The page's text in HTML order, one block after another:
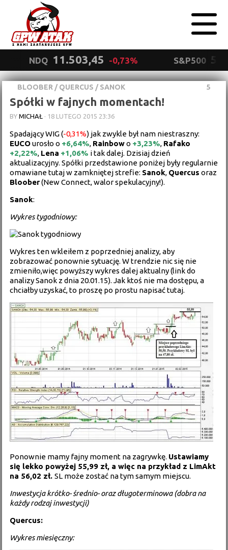
NDQ 11.503,45 -0,73% S&P500
BLOOBER / QUERCUS / SANOK 5
Spółki w fajnych momentach!
BYMICHAŁ · 18 LUTEGO 2015 23:36
Spadający WIG (-0,31%) jak zwykle był nam niestraszny:
EUCOurosło o +6,64%, Rainbowo +3,23%, Rafako
+2,22%, Lena +1,06% i tak dalej. Dzisiaj dzień
aktualizacyjny. Spółki przedstawione poniżej były regularnie
omawiane tutaj w zamkniętej strefie: Sanok, Quercus oraz
Bloober(New Connect, walor spekulacyjny!).
Sanok:
Wykres tygodniowy:
Wykres ten wkleiłem z poprzedniej analizy, aby
zobrazować ponownie sytuację. W trendzie nic się nie
zmieniło,więc powyższy wykres dalej aktualny (link do
analizy Sanok z dnia 20.01.15). Jak ktoś nie ma dostępu, a
chciałby uzyskać, to proszę po prostu napisać tutaj.
Ponownie mamy fajny moment na zagrywkę. Ustawiamy
się lekko powyżej 55,99 zł, a więc na przykład z LimAkt
na 56,02 zł.SL może zostać na tym samym miejscu.
Inwestycja krótko- średnio- oraz długoterminowa (dobra na
każdy rodzaj inwestycji)
Quercus:
Wykres miesięczny:
prywatności
Wyrażam zgodę.